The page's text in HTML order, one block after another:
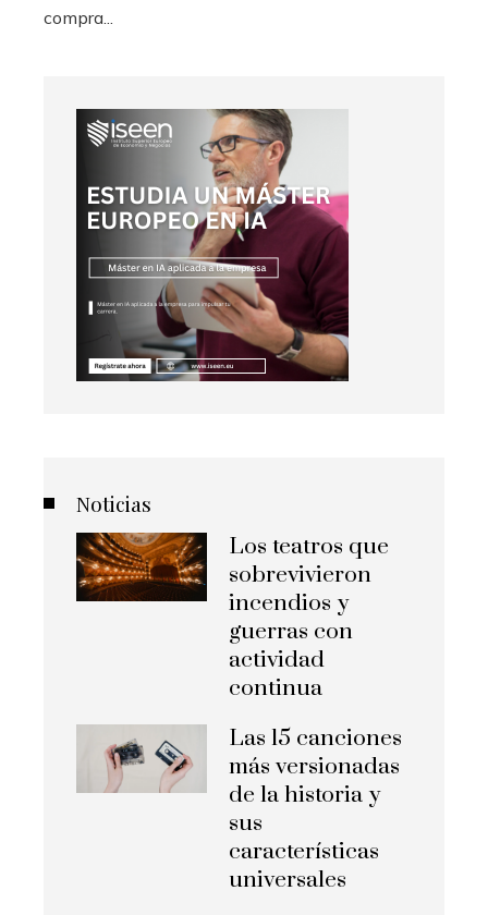
compra...
Noticias
Los teatros que
sobrevivieron
incendios y
guerras con
actividad
continua
Las 15 canciones
más versionadas
de la historia y
sus
características
universales